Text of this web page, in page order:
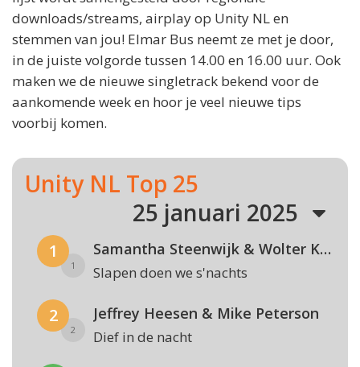
downloads/streams, airplay op Unity NL en
stemmen van jou! Elmar Bus neemt ze met je door,
in de juiste volgorde tussen 14.00 en 16.00 uur. Ook
maken we de nieuwe singletrack bekend voor de
aankomende week en hoor je veel nieuwe tips
voorbij komen.
Unity NL Top 25
25 januari 2025
1
1
Samantha Steenwijk & Wolter Kroes
Slapen doen we s'nachts
2
2
Jeffrey Heesen & Mike Peterson
Dief in de nacht